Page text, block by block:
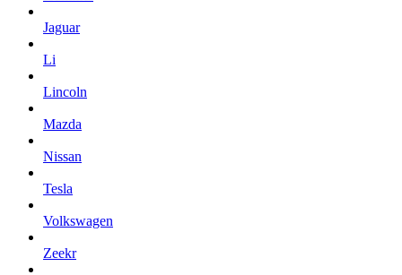
Jaguar
Li
Lincoln
Mazda
Nissan
Tesla
Volkswagen
Zeekr